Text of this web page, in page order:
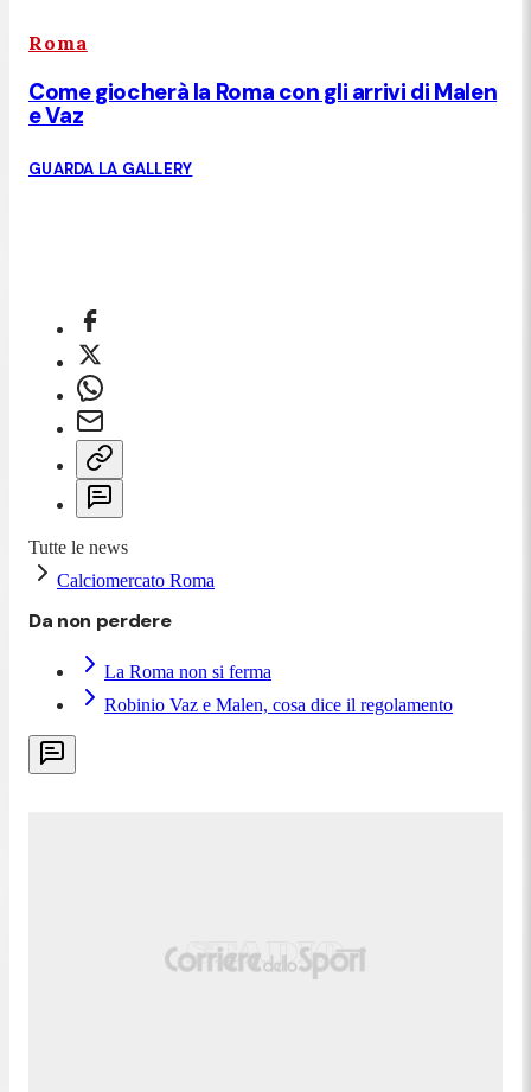
Roma
Come giocherà la Roma con gli arrivi di Malen
e Vaz
GUARDA LA GALLERY
Tutte le news
Calciomercato Roma
Da non perdere
La Roma non si ferma
Robinio Vaz e Malen, cosa dice il regolamento